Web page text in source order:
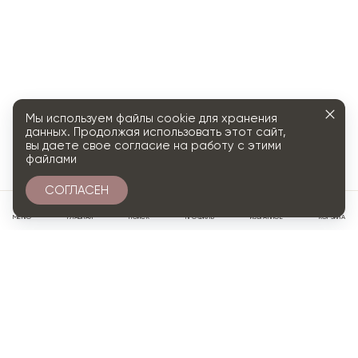
МЕНЮ ГЛАВНАЯ ПОИСК ПРОФИЛЬ ИЗБРАННОЕ КОРЗИНА
Мы используем файлы cookie для хранения
данных. Продолжая использовать этот сайт,
вы даете свое согласие на работу с этими
файлами
СОГЛАСЕН